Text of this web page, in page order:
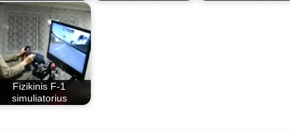
Fizikinis F-1
simuliatorius